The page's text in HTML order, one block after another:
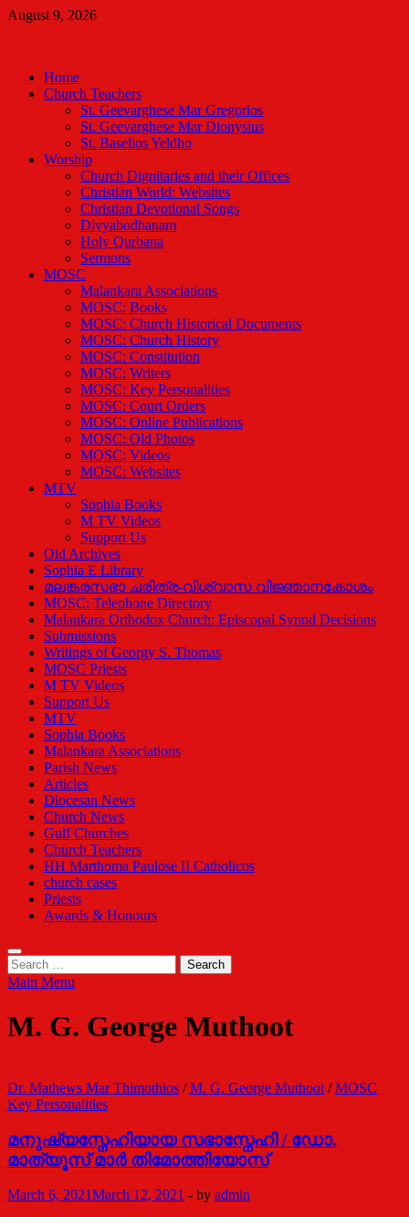
Skip
August 9, 2026
Home
Church Teachers
St. Geevarghese Mar Gregorios
St. Geevarghese Mar Dionysius
St. Baselios Yeldho
Worship
Church Dignitaries and their Offices
Christian World: Websites
Christian Devotional Songs
Divyabodhanam
Holy Qurbana
Sermons
MOSC
Malankara Associations
MOSC: Books
MOSC: Church Historical Documents
MOSC: Church History
MOSC: Constitution
MOSC: Writers
MOSC: Key Personalities
MOSC: Court Orders
MOSC: Online Publications
MOSC: Old Photos
MOSC: Videos
MOSC: Websites
MTV
Sophia Books
M TV Videos
Support Us
Old Archives
Sophia E Library
മലങ്കരസഭാ ചരിത്ര-വിശ്വാസ വിജ്ഞാനകോശം
MOSC: Telephone Directory
Malankara Orthodox Church: Episcopal Synod Decisions
Submissions
Writings of Georgy S. Thomas
MOSC Priests
M TV Videos
Support Us
MTV
Sophia Books
Malankara Associations
Parish News
Articles
Diocesan News
Church News
Gulf Churches
Church Teachers
HH Marthoma Paulose II Catholicos
church cases
Priests
Awards & Honours
Search
for:
Main Menu
M. G. George Muthoot
Dr. Mathews Mar Thimothios /M. G. George Muthoot /MOSC
Key Personalities
മനുഷ്യസ്നേഹിയായ സഭാസ്നേഹി / ഡോ.
മാത്യൂസ് മാർ തിമോത്തിയോസ്
March 6, 2021March 12, 2021 - by admin